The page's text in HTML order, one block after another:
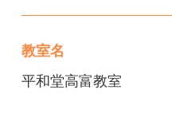
教室名
平和堂高富教室